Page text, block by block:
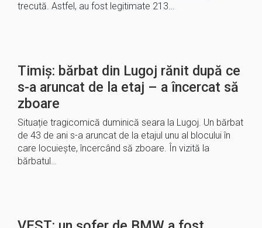
trecută. Astfel, au fost legitimate 213…
Timiș: bărbat din Lugoj rănit după ce
s-a aruncat de la etaj – a încercat să
zboare
Situație tragicomică duminică seara la Lugoj. Un bărbat
de 43 de ani s-a aruncat de la etajul unu al blocului în
care locuiește, încercând să zboare. În vizită la
bărbatul…